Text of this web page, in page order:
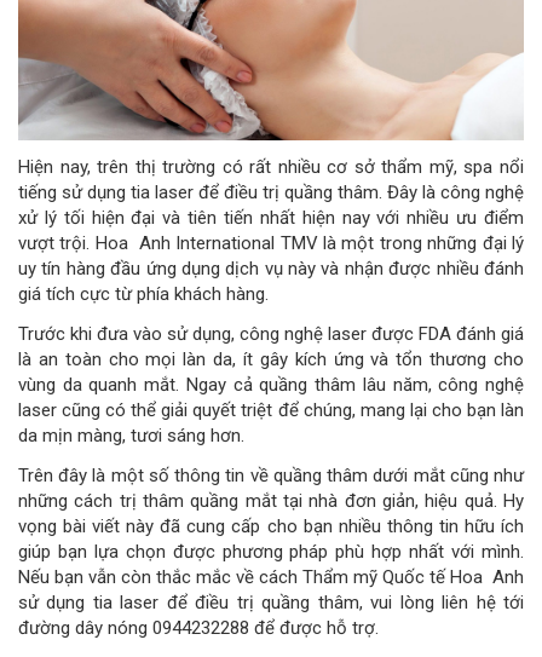
Hiện nay, trên thị trường có rất nhiều cơ sở thẩm mỹ, spa nổi
tiếng sử dụng tia laser để điều trị quầng thâm. Đây là công nghệ
xử lý tối hiện đại và tiên tiến nhất hiện nay với nhiều ưu điểm
vượt trội. Hoa Anh International TMV là một trong những đại lý
uy tín hàng đầu ứng dụng dịch vụ này và nhận được nhiều đánh
giá tích cực từ phía khách hàng.
Trước khi đưa vào sử dụng, công nghệ laser được FDA đánh giá
là an toàn cho mọi làn da, ít gây kích ứng và tổn thương cho
vùng da quanh mắt. Ngay cả quầng thâm lâu năm, công nghệ
laser cũng có thể giải quyết triệt để chúng, mang lại cho bạn làn
da mịn màng, tươi sáng hơn.
Trên đây là một số thông tin về quầng thâm dưới mắt cũng như
những cách trị thâm quầng mắt tại nhà đơn giản, hiệu quả. Hy
vọng bài viết này đã cung cấp cho bạn nhiều thông tin hữu ích
giúp bạn lựa chọn được phương pháp phù hợp nhất với mình.
Nếu bạn vẫn còn thắc mắc về cách Thẩm mỹ Quốc tế Hoa Anh
sử dụng tia laser để điều trị quầng thâm, vui lòng liên hệ tới
đường dây nóng 0944232288 để được hỗ trợ.